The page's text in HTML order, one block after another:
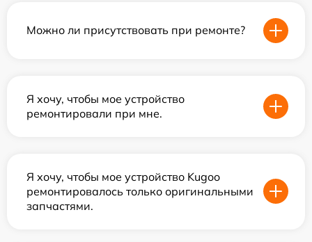
Можно ли присутствовать при ремонте?
Я хочу, чтобы мое устройство
ремонтировали при мне.
Я хочу, чтобы мое устройство Kugoo
ремонтировалось только оригинальными
запчастями.